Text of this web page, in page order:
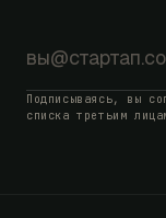
Подписываясь, вы
списка третьим